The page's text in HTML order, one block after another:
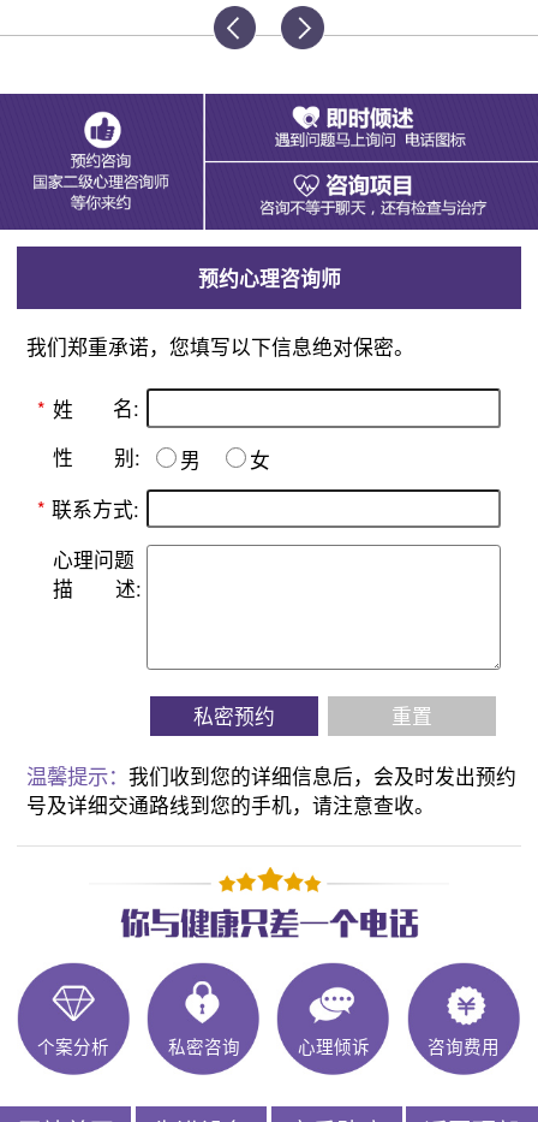
预约心理咨询师
我们郑重承诺，您填写以下信息绝对保密。
* 姓 名:
性 别: 男
女
* 联系方式:
心理问题
描
述:
私密预约 重置
温馨提示：我们收到您的详细信息后，会及时发出预约
号及详细交通路线到您的手机，请注意查收。
个案分析 私密咨询 心理倾诉 咨询费用